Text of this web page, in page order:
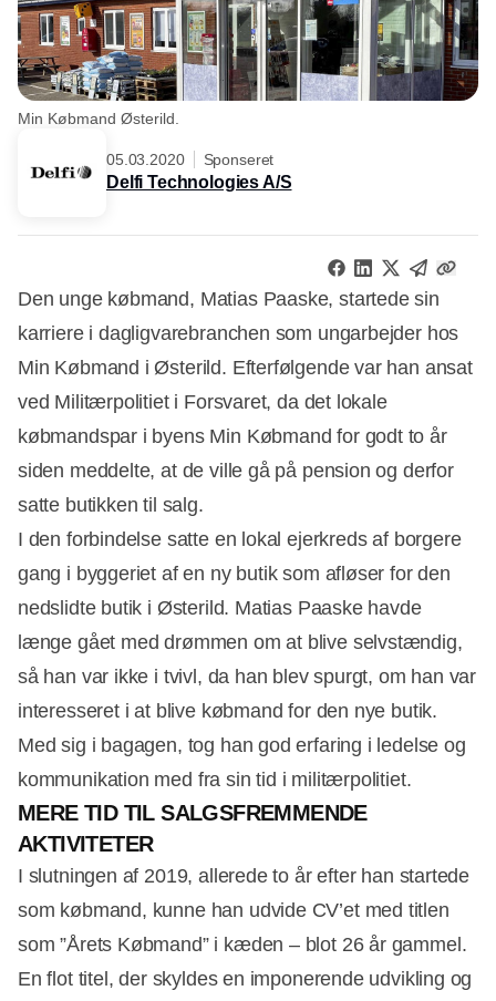
Min Købmand Østerild.
05.03.2020 Sponseret
Delfi Technologies A/S
Den unge købmand, Matias Paaske, startede sin
karriere i dagligvarebranchen som ungarbejder hos
Min Købmand i Østerild. Efterfølgende var han ansat
ved Militærpolitiet i Forsvaret, da det lokale
købmandspar i byens Min Købmand for godt to år
siden meddelte, at de ville gå på pension og derfor
satte butikken til salg.
I den forbindelse satte en lokal ejerkreds af borgere
gang i byggeriet af en ny butik som afløser for den
nedslidte butik i Østerild. Matias Paaske havde
længe gået med drømmen om at blive selvstændig,
så han var ikke i tvivl, da han blev spurgt, om han var
interesseret i at blive købmand for den nye butik.
Med sig i bagagen, tog han god erfaring i ledelse og
kommunikation med fra sin tid i militærpolitiet.
MERE TID TIL SALGSFREMMENDE
AKTIVITETER
I slutningen af 2019, allerede to år efter han startede
som købmand, kunne han udvide CV’et med titlen
som ”Årets Købmand” i kæden – blot 26 år gammel.
En flot titel, der skyldes en imponerende udvikling og